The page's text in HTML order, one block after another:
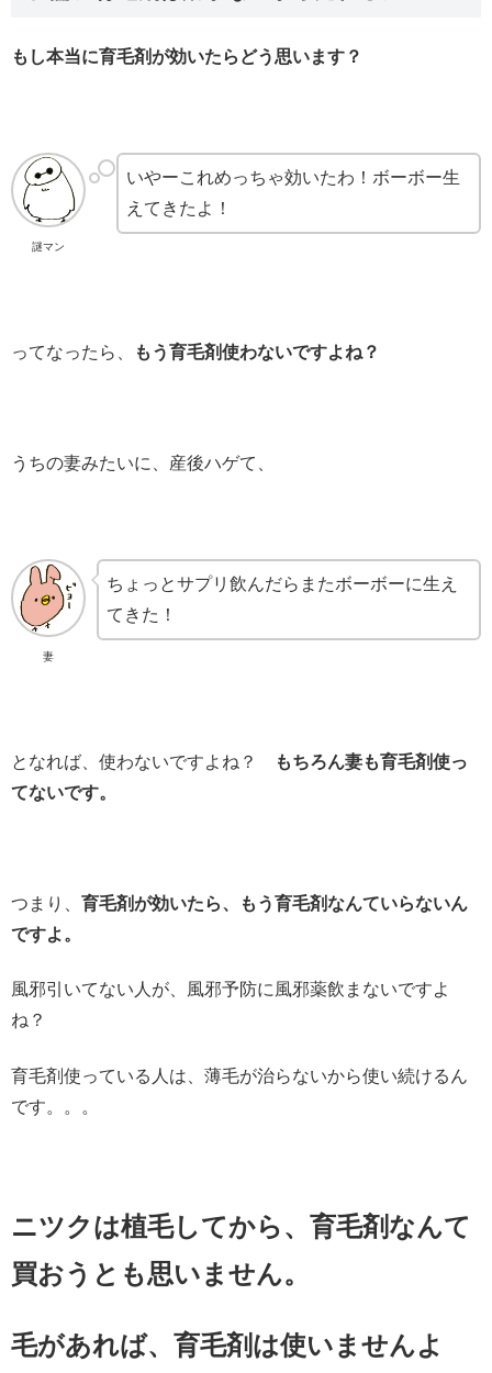
もし本当に育毛剤が効いたらどう思います？
謎マン
いやーこれめっちゃ効いたわ！ボーボー生
えてきたよ！
ってなったら、 もう育毛剤使わないですよね？
うちの妻みたいに、産後ハゲて、
妻
ちょっとサプリ飲んだらまたボーボーに生え
てきた！
となれば、使わないですよね？
もちろん妻も育毛剤使っ
てないです。
つまり、 育毛剤が効いたら、もう育毛剤なんていらないん
ですよ。
風邪引いてない人が、風邪予防に風邪薬飲まないですよ
ね？
育毛剤使っている人は、薄毛が治らないから使い続けるん
です。。。
ニツクは植毛してから、育毛剤なんて
買おうとも思いません。
毛があれば、育毛剤は使いませんよ